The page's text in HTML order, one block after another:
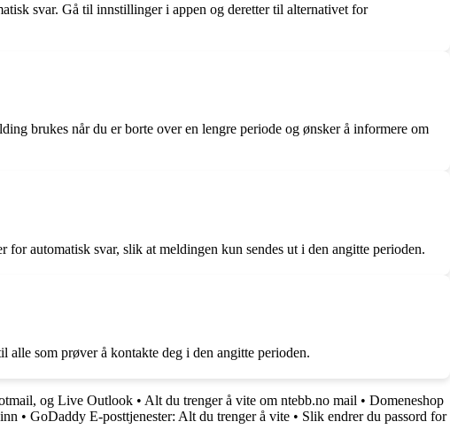
svar. Gå til innstillinger i appen og deretter til alternativet for
brukes når du er borte over en lengre periode og ønsker å informere om
automatisk svar, slik at meldingen kun sendes ut i den angitte perioden.
som prøver å kontakte deg i den angitte perioden.
og Live Outlook • Alt du trenger å vite om ntebb.no mail • Domeneshop
• GoDaddy E-posttjenester: Alt du trenger å vite • Slik endrer du passord for